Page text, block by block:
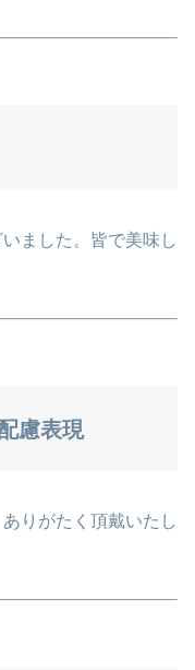
ました。皆で美味し
慮表現
りがたく頂戴いたし